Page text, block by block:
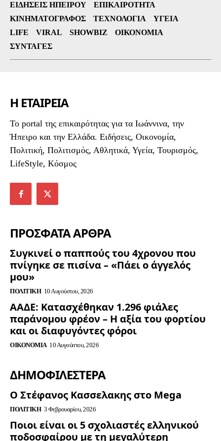
ΕΙΔΉΣΕΙΣ ΗΠΕΊΡΟΥ
ΕΠΙΚΑΙΡΌΤΗΤΑ
ΚΙΝΗΜΑΤΟΓΡΆΦΟΣ
ΤΕΧΝΟΛΟΓΊΑ
ΥΓΕΊΑ
LIFE
VIRAL SHOWBIZ
ΟΙΚΟΝΟΜΊΑ
ΣΥΝΤΑΓΈΣ
Η ΕΤΑΙΡΕΙΑ
To portal της επικαιρότητας για τα Ιωάννινα, την
Ήπειρο και την Ελλάδα. Ειδήσεις, Οικονομία,
Πολιτική, Πολιτισμός, Αθλητικά, Υγεία, Τουρισμός,
LifeStyle, Κόσμος
ΠΡΟΣΦΑΤΑ ΑΡΘΡΑ
Συγκινεί ο παππούς του 4χρονου που
πνίγηκε σε πισίνα – «Πάει ο άγγελός
μου»
ΠΟΛΙΤΙΚΉ 10 Αυγούστου, 2026
ΑΑΔΕ: Κατασχέθηκαν 1.296 φιάλες
παράνομου φρέον – Η αξία του φορτίου
και οι διαφυγόντες φόροι
ΟΙΚΟΝΟΜΊΑ 10 Αυγούστου, 2026
ΔΗΜΟΦΙΛΈΣΤΕΡΑ
Ο Στέφανος Κασσελακης στο Mega
ΠΟΛΙΤΙΚΉ 3 Φεβρουαρίου, 2026
Ποιοι είναι οι 5 σχολιαστές ελληνικού
ποδοσφαίρου με τη μεγαλύτερη